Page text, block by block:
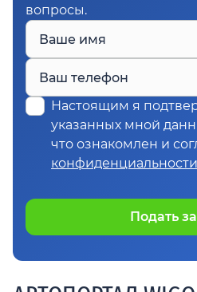
вопросы.
Ваше имя
Ваш телефон
Настоящим я
указанных мной
что ознакомлен и
конфиденциальности
Подать